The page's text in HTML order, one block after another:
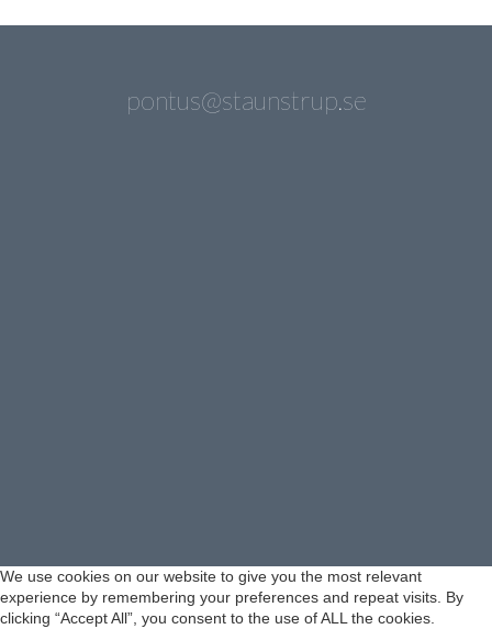
pontus@staunstrup.se
We use cookies on our website to give you the most relevant
experience by remembering your preferences and repeat visits. By
clicking “Accept All”, you consent to the use of ALL the cookies.